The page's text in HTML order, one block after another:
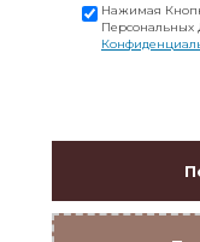
Нажимая